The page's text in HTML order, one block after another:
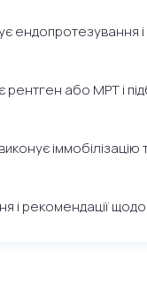
і
або МРТ і
і рекомендації